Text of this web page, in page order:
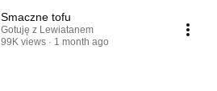
Smaczne tofu
Gotuję z Lewiatanem
99K views
1 month ago